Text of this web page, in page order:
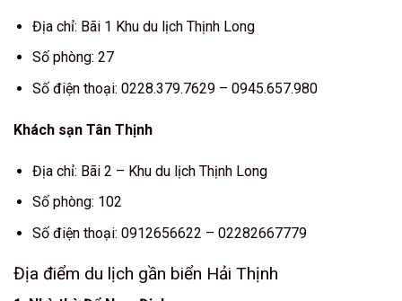
Địa chỉ: Bãi 1 Khu du lịch Thịnh Long
Số phòng: 27
Số điện thoại: 0228.379.7629 – 0945.657.980
Khách sạn Tân Thịnh
Địa chỉ: Bãi 2 – Khu du lịch Thịnh Long
Số phòng: 102
Số điện thoại: 0912656622 – 02282667779
Địa điểm du lịch gần biển Hải Thịnh